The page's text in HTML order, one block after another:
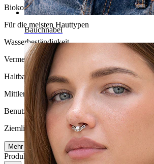
Bauchnabel
Biokompatibilität
Für die meisten Hauttypen
Wasserbeständigkeit
Vermeide Wasserkontakt
Haltbarkeit
Mittlere Haltbarkeit
Benutzerfreundlichkeit
Ziemlich leicht
Mehr lesen
Produktdetails